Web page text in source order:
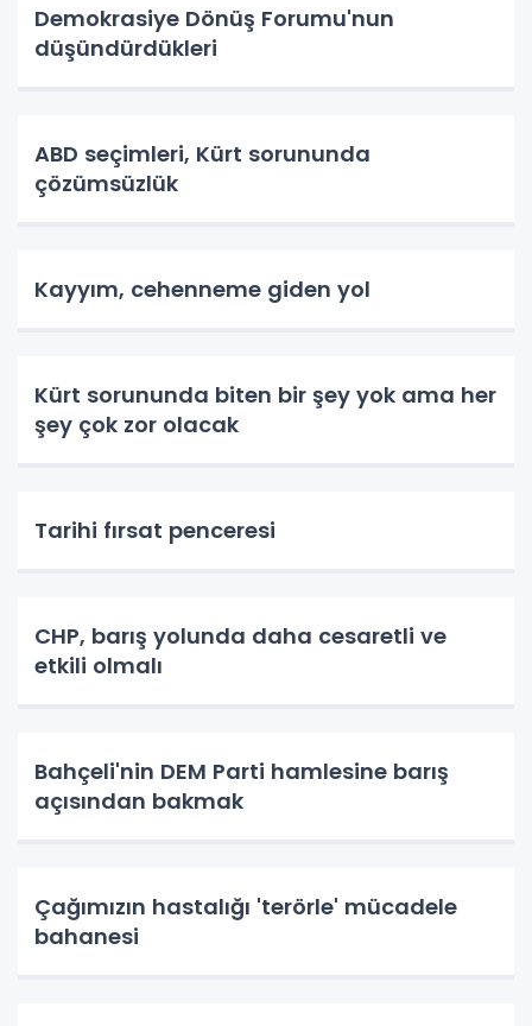
Demokrasiye Dönüş Forumu'nun
düşündürdükleri
ABD seçimleri, Kürt sorununda
çözümsüzlük
Kayyım, cehenneme giden yol
Kürt sorununda biten bir şey yok ama her
şey çok zor olacak
Tarihi fırsat penceresi
CHP, barış yolunda daha cesaretli ve
etkili olmalı
Bahçeli'nin DEM Parti hamlesine barış
açısından bakmak
Çağımızın hastalığı 'terörle' mücadele
bahanesi